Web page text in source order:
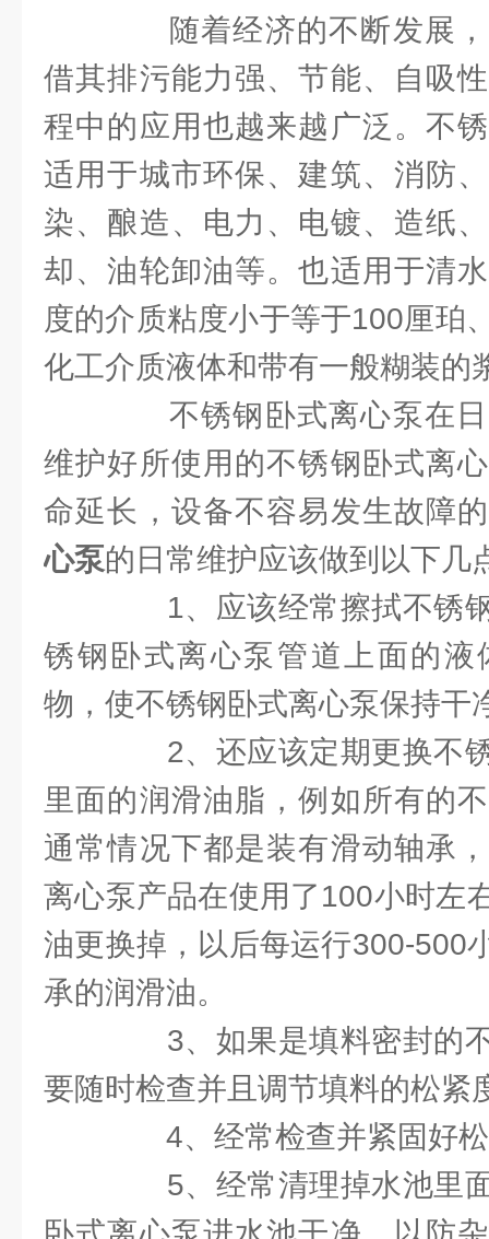
随着经济的不断发展，
借其排污能力强、节能、自吸
程中的应用也越来越广泛。不
适用于城市环保、建筑、消防
染、酿造、电力、电镀、造纸
却、油轮卸油等。也适用于清
度的介质粘度小于等于100厘珀
化工介质液体和带有一般糊装的
不锈钢卧式离心泵在日
维护好所使用的不锈钢卧式离
命延长，设备不容易发生故障
心泵的日常维护应该做到以下几
1、应该经常擦拭不锈钢
锈钢卧式离心泵管道上面的液
物，使不锈钢卧式离心泵保持干
2、还应该定期更换不锈
里面的润滑油脂，例如所有的
通常情况下都是装有滑动轴承
离心泵产品在使用了100小时左
油更换掉，以后每运行300-500
承的润滑油。
3、如果是填料密封的不
要随时检查并且调节填料的松紧
4、经常检查并紧固好松
5、经常清理掉水池里面